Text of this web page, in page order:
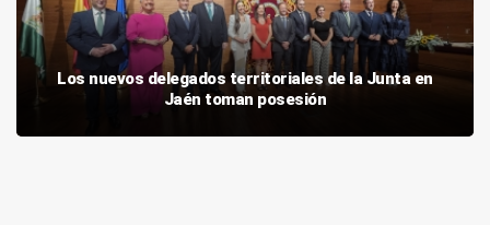
Los nuevos delegados territoriales de la Junta en
Jaén toman posesión